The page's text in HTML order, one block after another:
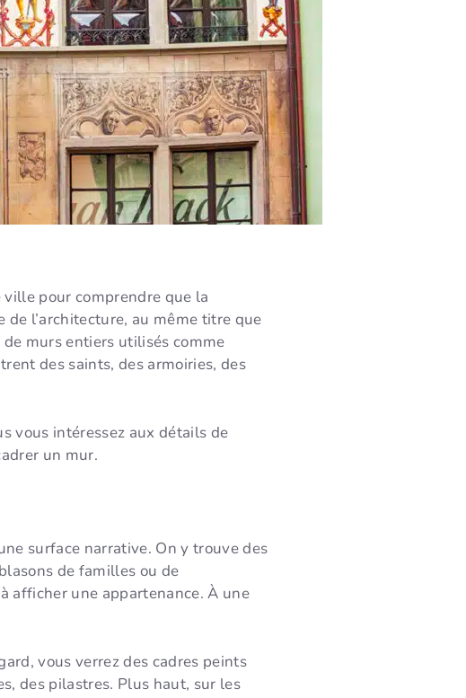
pour comprendre que la
l’architecture, au même titre que
murs entiers utilisés comme
des saints, des armoiries, des
vous intéressez aux détails de
un mur.
surface narrative. On y trouve des
de familles ou de
afficher une appartenance. À une
vous verrez des cadres peints
des pilastres. Plus haut, sur les